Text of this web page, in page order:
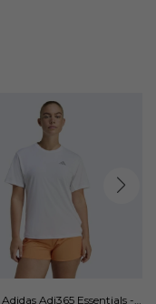
Adi365 Essentials -